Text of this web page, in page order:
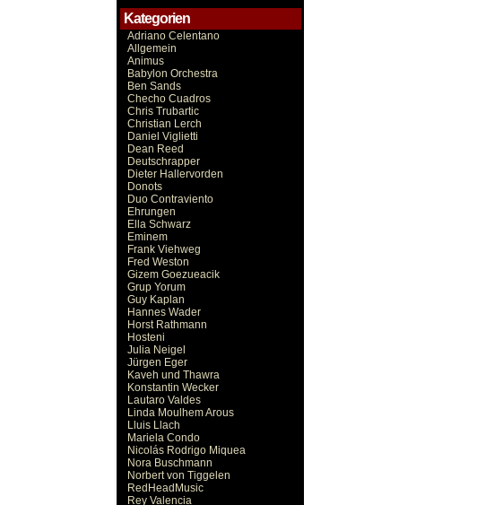
Kategorien
Adriano Celentano
Allgemein
Animus
Babylon Orchestra
Ben Sands
Checho Cuadros
Chris Trubartic
Christian Lerch
Daniel Viglietti
Dean Reed
Deutschrapper
Dieter Hallervorden
Donots
Duo Contraviento
Ehrungen
Ella Schwarz
Eminem
Frank Viehweg
Fred Weston
Gizem Goezueacik
Grup Yorum
Guy Kaplan
Hannes Wader
Horst Rathmann
Hosteni
Julia Neigel
Jürgen Eger
Kaveh und Thawra
Konstantin Wecker
Lautaro Valdes
Linda Moulhem Arous
Lluis Llach
Mariela Condo
Nicolás Rodrigo Miquea
Nora Buschmann
Norbert von Tiggelen
RedHeadMusic
Rey Valencia